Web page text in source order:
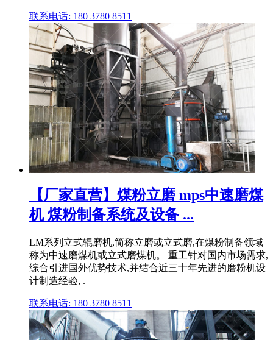
联系电话: 180 3780 8511
【厂家直营】煤粉立磨 mps中速磨煤
机 煤粉制备系统及设备 ...
LM系列立式辊磨机,简称立磨或立式磨,在煤粉制备领域
称为中速磨煤机或立式磨煤机。 重工针对国内市场需求,
综合引进国外优势技术,并结合近三十年先进的磨粉机设
计制造经验, .
联系电话: 180 3780 8511